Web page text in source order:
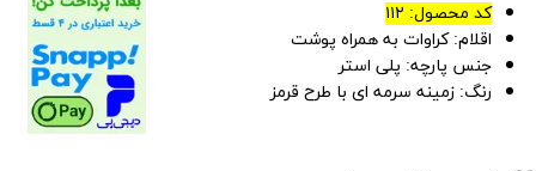
کد محصول: ۱۱۲
اقلام: کراوات به همراه پوشت
جنس پارچه: پلی استر
رنگ: زمینه سرمه ای با طرح قرمز